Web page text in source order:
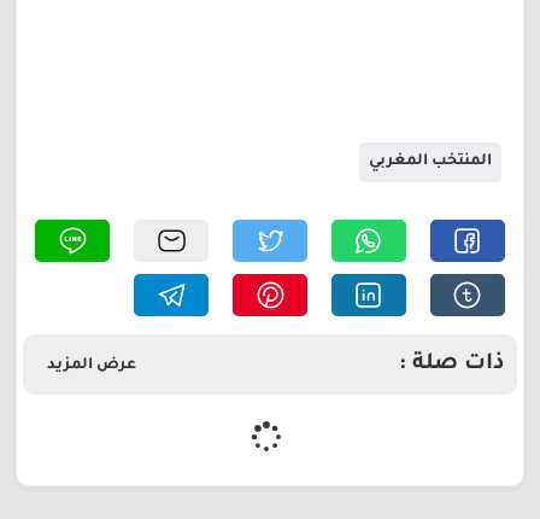
المنتخب المغربي
عرض المزيد ذات صلة :